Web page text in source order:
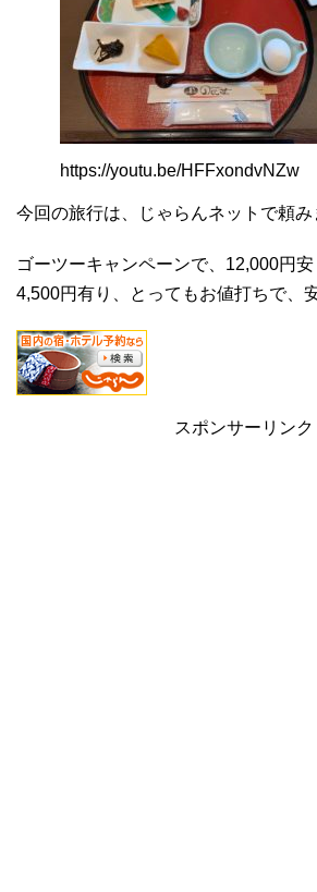
https://youtu.be/HFFxondvNZw
今回の旅行は、じゃらんネットで頼み
ゴーツーキャンペーンで、12,000円
4,500円有り、とってもお値打ちで、
スポンサーリンク